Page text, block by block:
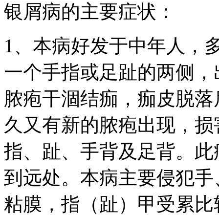
银屑病的主要症状：
1、本病好发于中年人，
一个手指或足趾的两侧
脓疱干涸结痂，痂皮脱
久又有新的脓疱出现，
指、趾、手背及足背。
到远处。本病主要侵犯
粘膜，指（趾）甲受累